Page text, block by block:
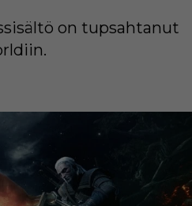
on tupsahtanut